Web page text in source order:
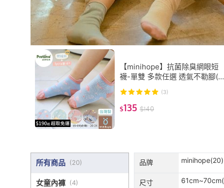
【minihope】抗菌除臭網眼短
襪-單雙 多款任選 透氣不勒腳(止
滑 童襪 短襪 抗菌襪 除臭襪)
(3)
$135 $140
所有商品 (20)
女童內褲 (4)
品牌 minihope(20)
尺寸